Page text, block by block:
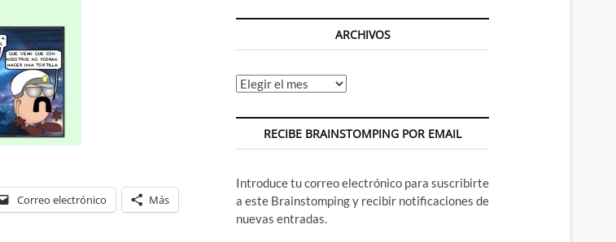
Correo electrónico Más
ARCHIVOS
Archivos
RECIBE BRAINSTOMPING POR EMAIL
Introduce tu correo electrónico para suscribirte
a este Brainstomping y recibir notificaciones de
nuevas entradas.